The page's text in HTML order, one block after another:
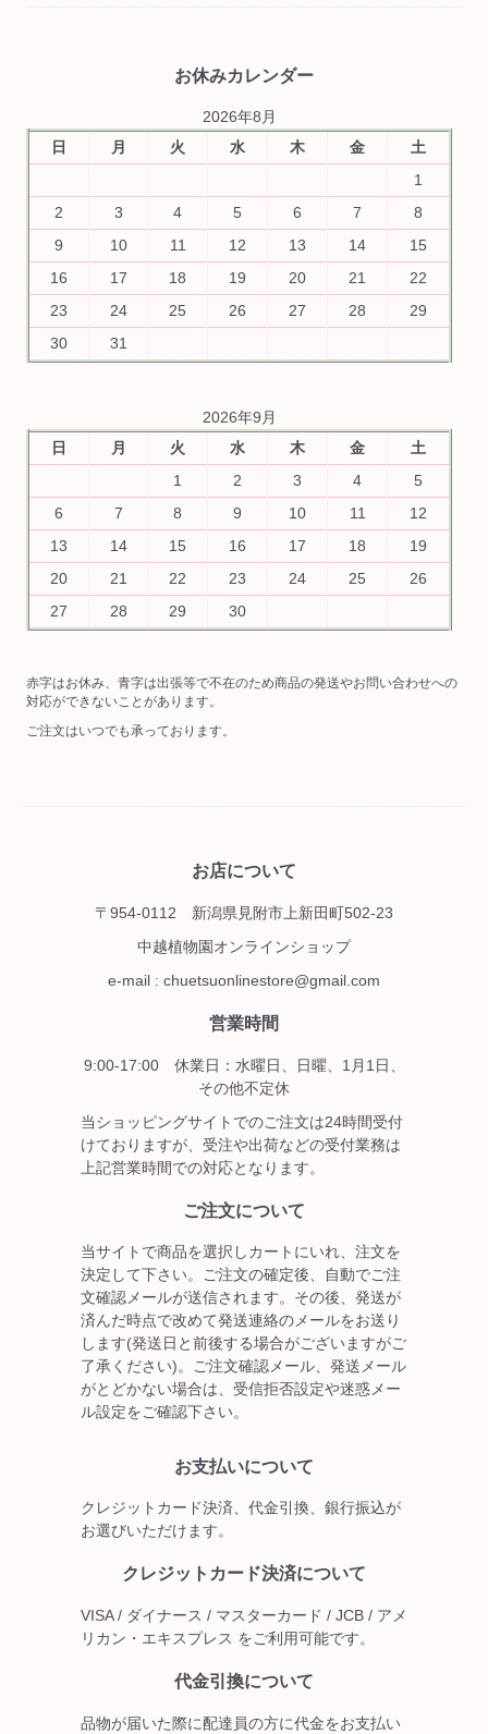
お休みカレンダー
2026年8月
日
月 火 水 木 金
土
1
2
3 4 5 6 7
8
9
10 11 12 13 14
15
16
17 18 19 20 21
22
23
24 25 26 27 28
29
30
31
2026年9月
日
月 火 水 木 金
土
1
2 3 4
5
6
7 8 9 10 11
12
13
14 15 16 17 18
19
20
21 22 23 24 25
26
27
28 29 30
赤字はお休み、青字は出張等で不在のため商品の発送やお問い合わせへの
対応ができないことがあります。
ご注文はいつでも承っております。
お店について
〒954-0112 新潟県見附市上新田町502-23
中越植物園オンラインショップ
e-mail : chuetsuonlinestore@gmail.com
営業時間
9:00-17:00 休業日：水曜日、日曜、1月1日、
その他不定休
当ショッピングサイトでのご注文は24時間受付
けておりますが、受注や出荷などの受付業務は
上記営業時間での対応となります。
ご注文について
当サイトで商品を選択しカートにいれ、注文を
決定して下さい。ご注文の確定後、自動でご注
文確認メールが送信されます。その後、発送が
済んだ時点で改めて発送連絡のメールをお送り
します(発送日と前後する場合がございますがご
了承ください)。ご注文確認メール、発送メール
がとどかない場合は、受信拒否設定や迷惑メー
ル設定をご確認下さい。
お支払いについて
クレジットカード決済、代金引換、銀行振込が
お選びいただけます。
クレジットカード決済について
VISA / ダイナース / マスターカード / JCB / アメ
リカン・エキスプレス をご利用可能です。
代金引換について
品物が届いた際に配達員の方に代金をお支払い